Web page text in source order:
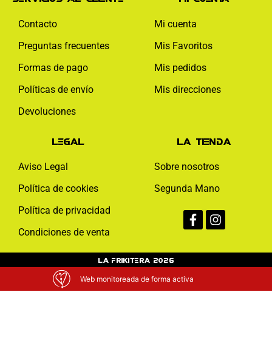
Contacto
Preguntas frecuentes
Formas de pago
Políticas de envío
Devoluciones
Mi cuenta
Mis Favoritos
Mis pedidos
Mis direcciones
Legal
Aviso Legal
Política de cookies
Política de privacidad
Condiciones de venta
La tienda
Sobre nosotros
Segunda Mano
f
La Frikitera 2026
Web monitoreada de forma activa